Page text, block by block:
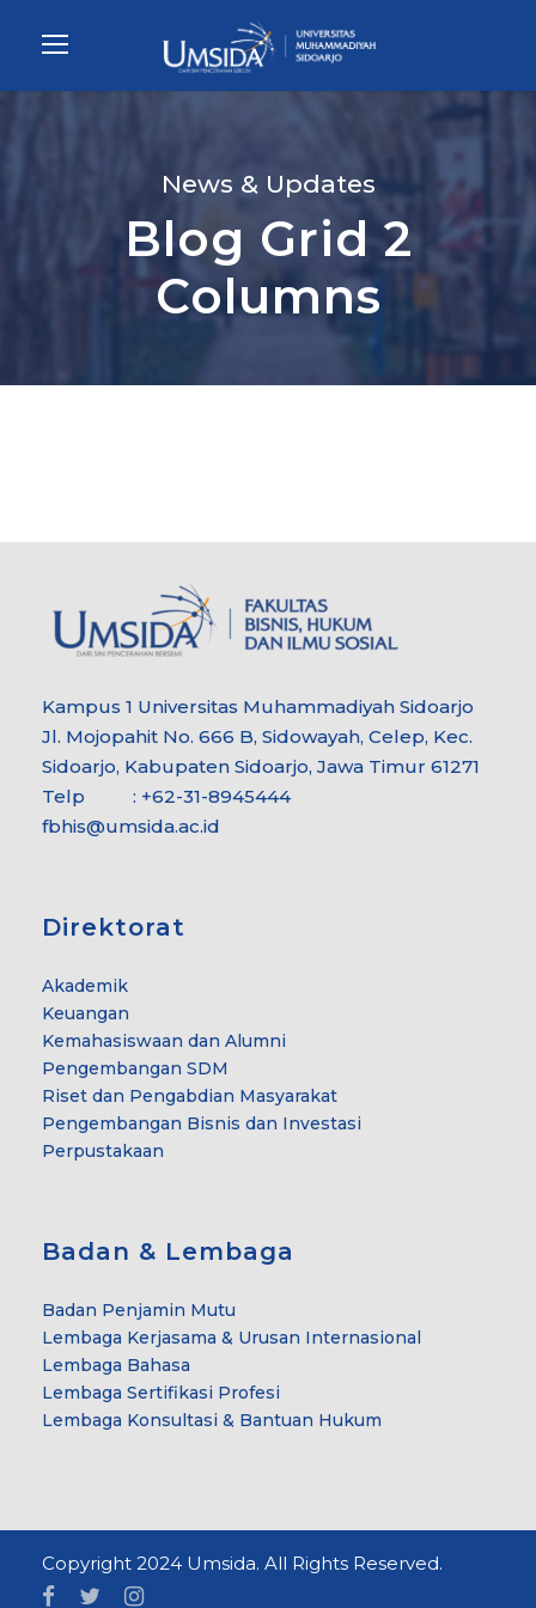
News & Updates
Blog Grid 2
Columns
Kampus 1 Universitas Muhammadiyah Sidoarjo
Jl. Mojopahit No. 666 B, Sidowayah, Celep, Kec.
Sidoarjo, Kabupaten Sidoarjo, Jawa Timur 61271
Telp : +62-31-8945444
fbhis@umsida.ac.id
Direktorat
Akademik
Keuangan
Kemahasiswaan dan Alumni
Pengembangan SDM
Riset dan Pengabdian Masyarakat
Pengembangan Bisnis dan Investasi
Perpustakaan
Badan & Lembaga
Badan Penjamin Mutu
Lembaga Kerjasama & Urusan Internasional
Lembaga Bahasa
Lembaga Sertifikasi Profesi
Lembaga Konsultasi & Bantuan Hukum
Copyright 2024 Umsida. All Rights Reserved.